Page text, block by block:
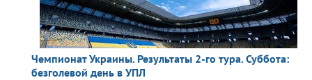
Чемпионат Украины. Результаты 2-го тура. Суббота:
безголевой день в УПЛ